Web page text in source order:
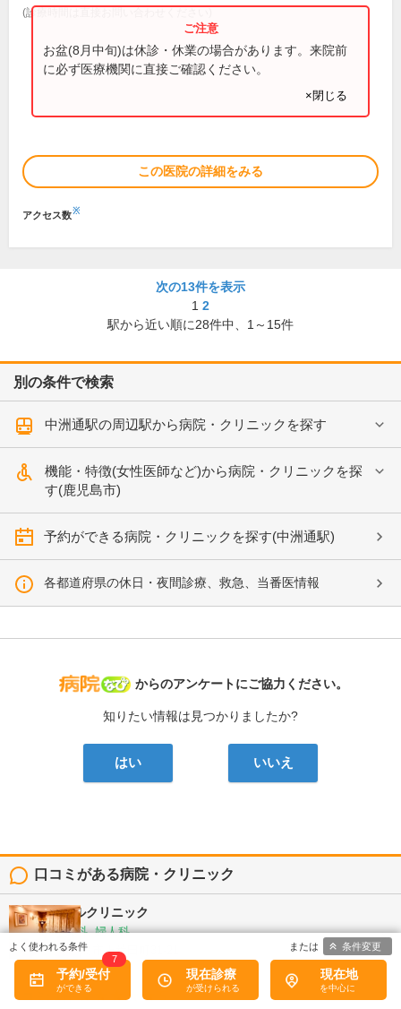
(診療時間は直接お問い合わせください)
お盆(8月中旬)は休診・休業の場合があります。来院前
に必ず医療機関に直接ご確認ください。
×閉じる
この医院の詳細をみる
アクセス数※
次の13件を表示
1 2
駅から近い順に28件中、 1～15件
別の条件で検索
中洲通駅の周辺駅から病院・クリニックを探す
機能・特徴(女性医師など)から病院・クリニックを探
す(鹿児島市)
予約ができる病院・クリニックを探す(中洲通駅)
各都道府県の休日・夜間診療、救急、当番医情報
病院なび
からのアンケートにご協力ください。
知りたい情報は見つかりましたか?
はい いいえ
口コミがある病院・クリニック
平野エンゼルクリニック
産婦人科, 産科, 婦人科
鹿児島県鹿児島市上荒田町31-21
口コミ: 1件
予約/受付
7
現在診療 現在地
条件変更